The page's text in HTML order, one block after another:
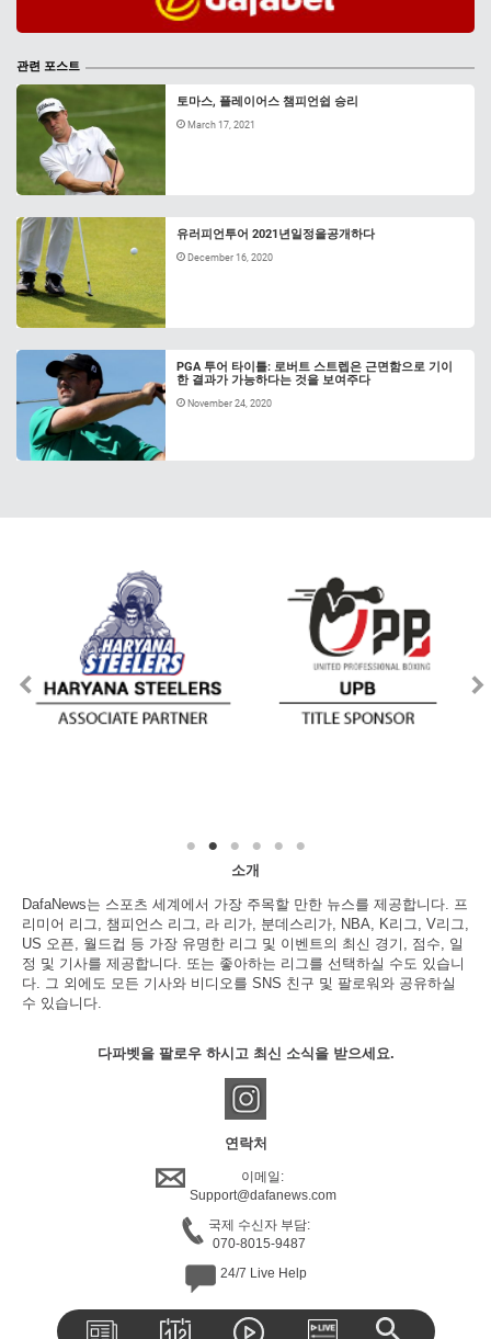
관련 포스트
토마스, 플레이어스 챔피언쉽 승리
March 17, 2021
유러피언투어 2021년일정을공개하다
December 16, 2020
PGA 투어 타이틀: 로버트 스트렙은 근면함으로 기이
한 결과가 가능하다는 것을 보여주다
November 24, 2020
소개
DafaNews는 스포츠 세계에서 가장 주목할 만한 뉴스를 제공합니다. 프
리미어 리그, 챔피언스 리그, 라 리가, 분데스리가, NBA, K리그, V리그,
US 오픈, 월드컵 등 가장 유명한 리그 및 이벤트의 최신 경기, 점수, 일
정 및 기사를 제공합니다. 또는 좋아하는 리그를 선택하실 수도 있습니
다. 그 외에도 모든 기사와 비디오를 SNS 친구 및 팔로워와 공유하실
수 있습니다.
다파벳을 팔로우 하시고 최신 소식을 받으세요.
연락처
이메일:
Support@dafanews.com
국제 수신자 부담:
070-8015-9487
24/7 Live Help